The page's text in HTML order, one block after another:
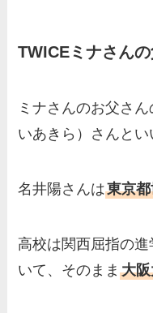
母
成
梅
実
TWICEミナさん
ミナさんのお父さ
いあきら）さんとい
名井陽さんは東京
高校は関西屈指の
いて、そのまま大